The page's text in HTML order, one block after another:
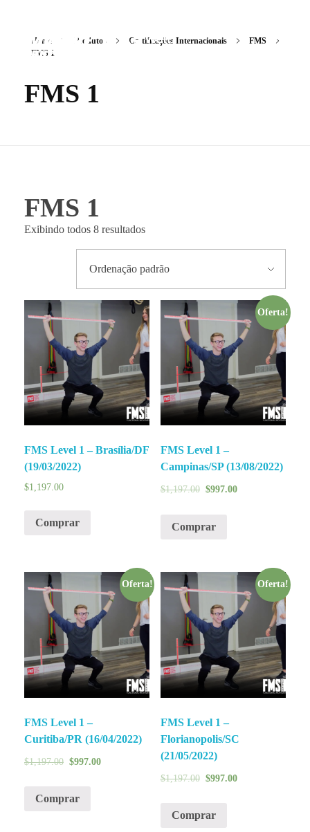
Mwove Education
A Maior Escola de Movimento do Brasil.
Home Produtos Certificações Internacionais
FMS
FMS 1
FMS 1
FMS 1
Exibindo todos 8 resultados
FMS Level 1 – Brasília/DF
(19/03/2022)
$1,197.00
Comprar
Oferta!
FMS Level 1 –
Campinas/SP (13/08/2022)
$1,197.00 $997.00
Comprar
Oferta!
FMS Level 1 –
Curitiba/PR (16/04/2022)
$1,197.00 $997.00
Comprar
Oferta!
FMS Level 1 –
Florianopolis/SC
(21/05/2022)
$1,197.00 $997.00
Comprar